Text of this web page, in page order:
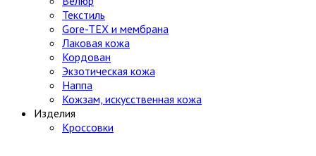
Текстиль
Gore-TEX и мембрана
Лаковая кожа
Кордован
Экзотическая кожа
Наппа
Кожзам, искусственная кожа
Изделия
Кроссовки